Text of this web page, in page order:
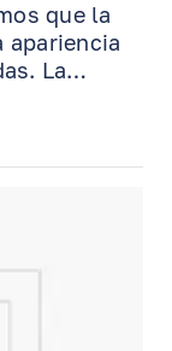
que la
apariencia
La